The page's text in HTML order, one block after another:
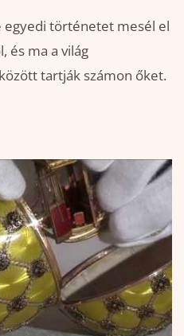
egyedi történetet mesél el
és ma a világ
tartják számon őket.